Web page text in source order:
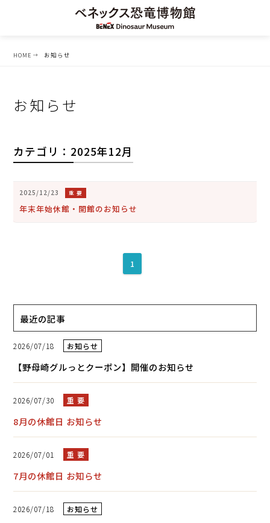
HOME お知らせ
お知らせ
カテゴリ：2025年12月
2025/12/23 重 要
年末年始休館・開館のお知らせ
1
最近の記事
2026/07/18 お知らせ
【野母崎グルっとクーポン】開催のお知らせ
2026/07/30 重 要
8月の休館日 お知らせ
2026/07/01 重 要
7月の休館日 お知らせ
2026/07/18 お知らせ